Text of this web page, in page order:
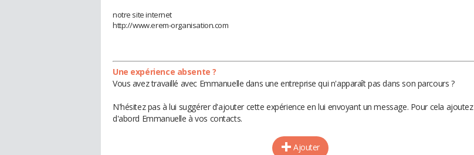
notre site internet
http://www.erem-organisation.com
Une expérience absente ?
Vous avez travaillé avec Emmanuelle dans une entreprise qui n'apparaît pas dans son parcours ?
N'hésitez pas à lui suggérer d'ajouter cette expérience en lui envoyant un message. Pour cela ajoutez
d'abord Emmanuelle à vos contacts.
Ajouter